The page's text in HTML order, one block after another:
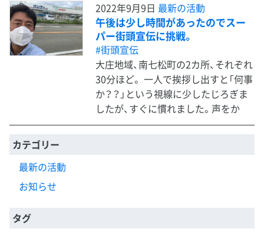
2022年9月9日 最新の活動
午後は少し時間があったのでスー
パー街頭宣伝に挑戦。
#街頭宣伝
大庄地域、南七松町の2カ所、それぞれ
30分ほど。 一人で挨拶し出すと「何事
か？？」という視線に少したじろぎま
したが、すぐに慣れました。声をか
カテゴリー
最新の活動
お知らせ
タグ